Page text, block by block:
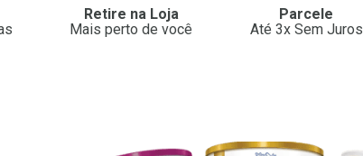
Retire na Loja
Mais perto de você
Parcele
Até 3x Sem Juros